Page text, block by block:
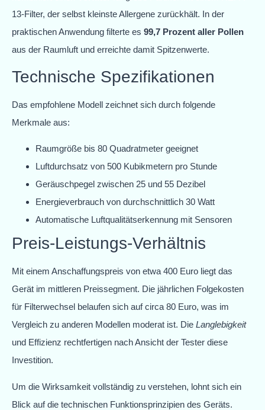
13-Filter, der selbst kleinste Allergene zurückhält. In der
praktischen Anwendung filterte es 99,7 Prozent aller Pollen
aus der Raumluft und erreichte damit Spitzenwerte.
Technische Spezifikationen
Das empfohlene Modell zeichnet sich durch folgende
Merkmale aus:
Raumgröße bis 80 Quadratmeter geeignet
Luftdurchsatz von 500 Kubikmetern pro Stunde
Geräuschpegel zwischen 25 und 55 Dezibel
Energieverbrauch von durchschnittlich 30 Watt
Automatische Luftqualitätserkennung mit Sensoren
Preis-Leistungs-Verhältnis
Mit einem Anschaffungspreis von etwa 400 Euro liegt das
Gerät im mittleren Preissegment. Die jährlichen Folgekosten
für Filterwechsel belaufen sich auf circa 80 Euro, was im
Vergleich zu anderen Modellen moderat ist. Die Langlebigkeit
und Effizienz rechtfertigen nach Ansicht der Tester diese
Investition.
Um die Wirksamkeit vollständig zu verstehen, lohnt sich ein
Blick auf die technischen Funktionsprinzipien des Geräts.